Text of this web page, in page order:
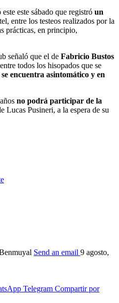
este sábado que registró un
entre los testeos realizados por la
prácticas, en principio,
señaló que el de Fabricio Bustos
todos los hisopados que se
se encuentra asintomático y en
no podrá participar de la
Lucas Pusineri, a la espera de su
Send an email 9 agosto,
Telegram Compartir por